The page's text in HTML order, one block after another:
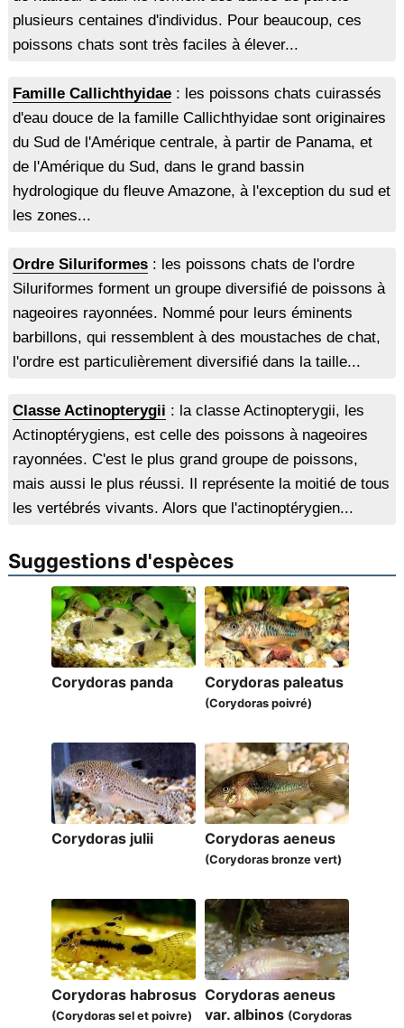
plusieurs centaines d'individus. Pour beaucoup, ces
poissons chats sont très faciles à élever...
Famille Callichthyidae: les poissons chats cuirassés
d'eau douce de la famille Callichthyidae sont originaires
du Sud de l'Amérique centrale, à partir de Panama, et
de l'Amérique du Sud, dans le grand bassin
hydrologique du fleuve Amazone, à l'exception du sud et
les zones...
Ordre Siluriformes: les poissons chats de l'ordre
Siluriformes forment un groupe diversifié de poissons à
nageoires rayonnées. Nommé pour leurs éminents
barbillons, qui ressemblent à des moustaches de chat,
l'ordre est particulièrement diversifié dans la taille...
Classe Actinopterygii : la classe Actinopterygii, les
Actinoptérygiens, est celle des poissons à nageoires
rayonnées. C'est le plus grand groupe de poissons,
mais aussi le plus réussi. Il représente la moitié de tous
les vertébrés vivants. Alors que l'actinoptérygien...
Suggestions d'espèces
Corydoras panda Corydoras paleatus
(Corydoras poivré)
Corydoras julii Corydoras aeneus
(Corydoras bronze vert)
Corydoras habrosus
(Corydoras sel et poivre)
Corydoras aeneus
var. albinos (Corydoras